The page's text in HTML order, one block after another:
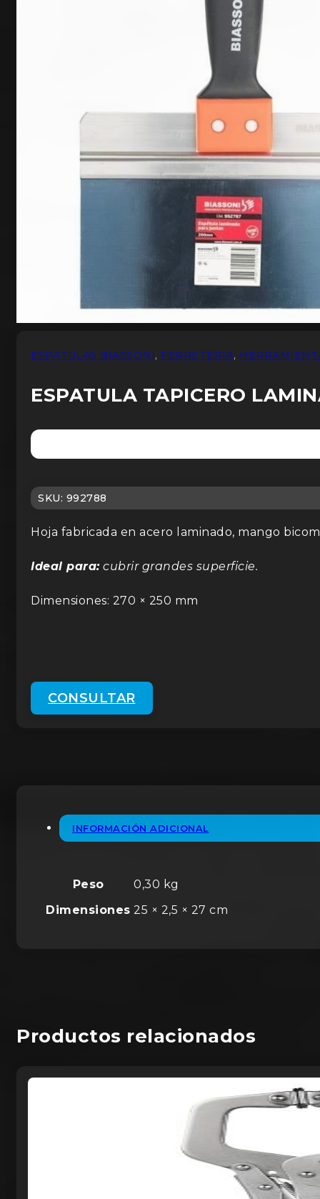
ESPATULAS BIASSONI, FERRETERIA,
ESPATULA TAPICERO
SKU: 992788
Hoja fabricada en acero laminado, mango
Ideal para:cubrir grandes superficie.
Dimensiones: 270 × 250 mm
CONSULTAR
INFORMACIÓN ADICIONAL
Peso
0,30 kg
Dimensiones 25 × 2,5 × 27 cm
Productos relacionados